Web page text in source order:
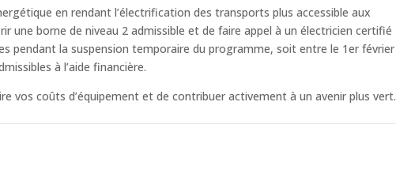
en rendant l’électrification des transports plus accessible aux
une borne de niveau 2 admissible et de faire appel à un électricien certifié
pendant la suspension temporaire du programme, soit entre le 1er février
à l’aide financière.
vos coûts d’équipement et de contribuer activement à un avenir plus vert.